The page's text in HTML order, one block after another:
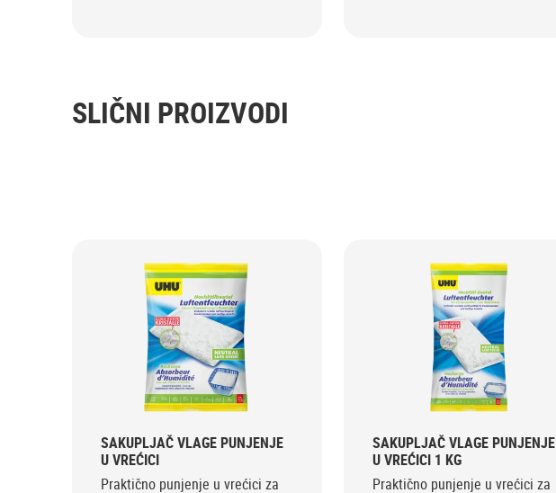
SLIČNI PROIZVODI
SAKUPLJAČ VLAGE PUNJENJE
U VREĆICI
Praktično punjenje u vrećici za
SAKUPLJAČ VLAGE PUNJENJE
U VREĆICI 1 KG
Praktično punjenje u vrećici za